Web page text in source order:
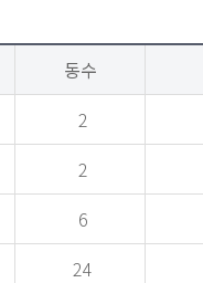
동수
2
2
6
24